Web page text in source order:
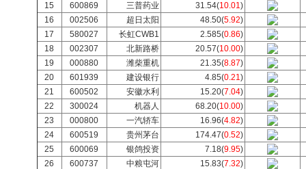
15
600869 三普药业 31.54(10.01)
16
002506 超日太阳 48.50(5.92)
17
580027 长虹CWB1 2.585(0.86)
18
002307 北新路桥 20.57(10.00)
19
000880 潍柴重机 21.35(8.87)
20
601939 建设银行 4.85(0.21)
21
600502 安徽水利 15.20(7.04)
22
300024 机器人 68.20(10.00)
23
000800 一汽轿车 16.96(4.82)
24
600519 贵州茅台 174.47(0.52)
25
600069 银鸽投资 7.18(9.95)
26
600737 中粮屯河 15.83(7.32)